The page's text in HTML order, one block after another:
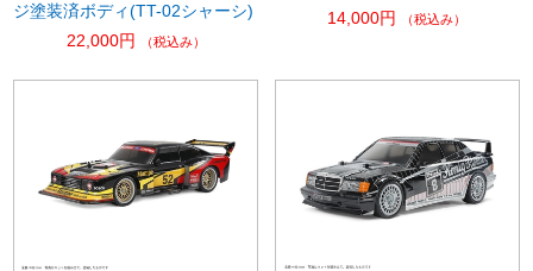
ジ塗装済ボディ(TT-02シャーシ)
22,000円
（税込み）
14,000円
（税込み）